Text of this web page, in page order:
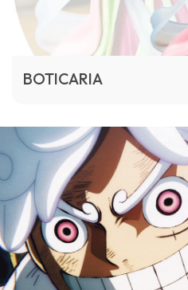
BOTICARIA